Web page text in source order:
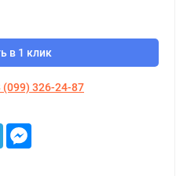
в 1 клик
(099) 326-24-87
Telegram